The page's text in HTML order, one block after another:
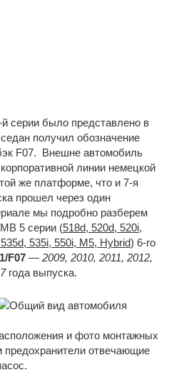
серии было представлено в
получил обозначение
F07. Внешне автомобиль
линии немецкой
же платформе, что и 7-я
прошел через один
мы подробно разберем
5 серии (518d, 520d, 520i,
535i, 550i, M5, Hybrid) 6-го
F07 — 2009, 2010, 2011, 2012,
года выпуска.
и фото монтажных
предохранители отвечающие